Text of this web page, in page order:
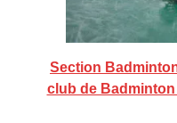
Section
club de Badminton